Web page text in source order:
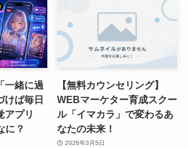
一緒に過
けば毎日
アプリ
に？
【無料カウンセリング】
WEBマーケター育成スクー
ル「イマカラ」で変わるあ
なたの未来！
2026年3月5日